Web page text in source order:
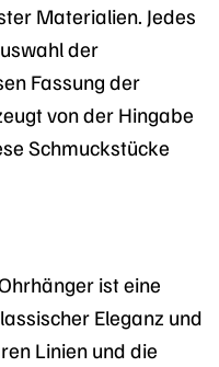
Materialien. Jedes
der
Fassung der
von der Hingabe
Schmuckstücke
ist eine
Eleganz und
Linien und die